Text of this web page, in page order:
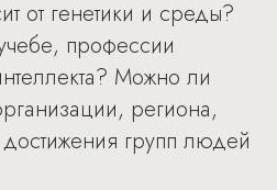
от генетики и среды?
профессии
Можно ли
региона,
групп людей